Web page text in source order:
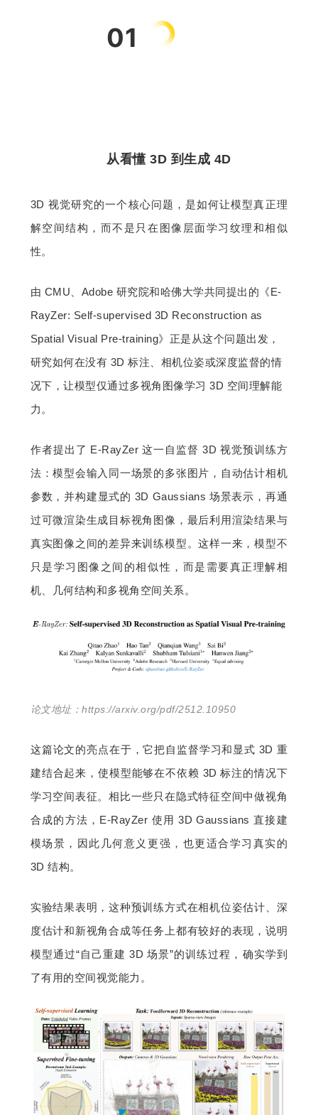
01
从看懂 3D 到生成 4D
3D 视觉研究的一个核心问题，是如何让模型真正理
解空间结构，而不是只在图像层面学习纹理和相似
性。
由 CMU、Adobe 研究院和哈佛大学共同提出的《E-
RayZer: Self-supervised 3D Reconstruction as
Spatial Visual Pre-training》正是从这个问题出发，
研究如何在没有 3D 标注、相机位姿或深度监督的情
况下，让模型仅通过多视角图像学习 3D 空间理解能
力。
作者提出了 E-RayZer 这一自监督 3D 视觉预训练方
法：模型会输入同一场景的多张图片，自动估计相机
参数，并构建显式的 3D Gaussians 场景表示，再通
过可微渲染生成目标视角图像，最后利用渲染结果与
真实图像之间的差异来训练模型。这样一来，模型不
只是学习图像之间的相似性，而是需要真正理解相
机、几何结构和多视角空间关系。
论文地址：https://arxiv.org/pdf/2512.10950
这篇论文的亮点在于，它把自监督学习和显式 3D 重
建结合起来，使模型能够在不依赖 3D 标注的情况下
学习空间表征。相比一些只在隐式特征空间中做视角
合成的方法，E-RayZer 使用 3D Gaussians 直接建
模场景，因此几何意义更强，也更适合学习真实的
3D 结构。
实验结果表明，这种预训练方式在相机位姿估计、深
度估计和新视角合成等任务上都有较好的表现，说明
模型通过“自己重建 3D 场景”的训练过程，确实学到
了有用的空间视觉能力。